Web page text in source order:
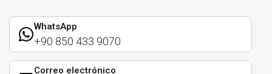
WhatsApp
+90 850 433 9070
Correo electrónico